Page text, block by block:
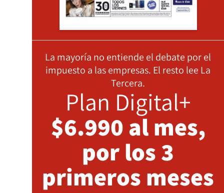
La mayoría no entiende el debate por el
impuesto a las empresas. El resto lee La
Tercera.
Plan Digital+
$6.990 al mes,
por los 3
primeros meses